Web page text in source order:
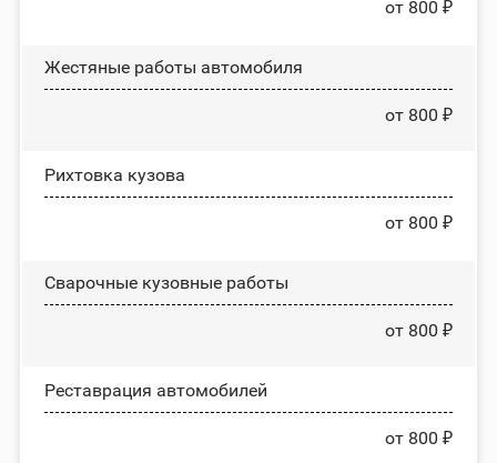
от 800 ₽
Жестяные работы автомобиля
от 800 ₽
Рихтовка кузова
от 800 ₽
Сварочные кузовные работы
от 800 ₽
Реставрация автомобилей
от 800 ₽